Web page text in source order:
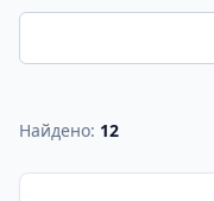
Найдено: 12